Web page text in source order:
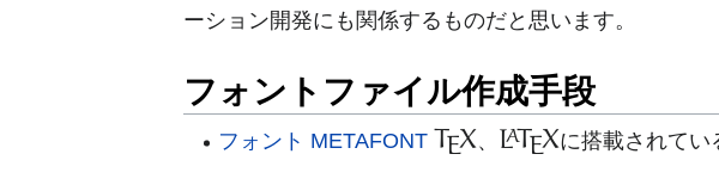
ーション開発にも関係するものだと思います。
フォントファイル作成手段
フォント METAFONT TEX、 LATEX
TEX、 LATEXに搭載されてい